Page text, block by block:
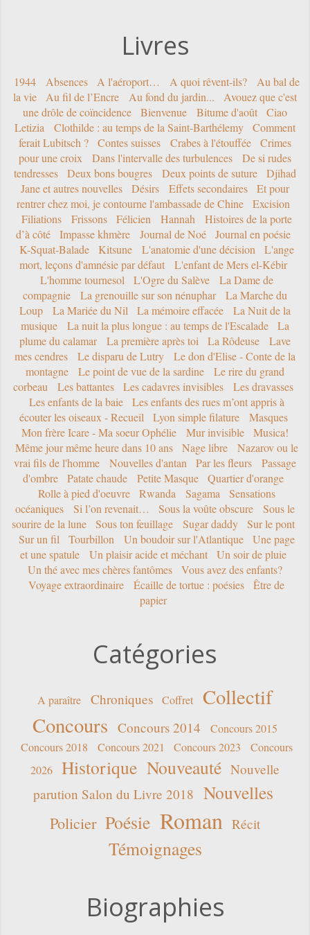
Livres
1944 Absences A l'aéroport… A quoi rêvent-ils?
Au bal de
la vie
Au fil de l’Encre Au fond du jardin...
Avouez que c'est
une drôle de coïncidence
Bienvenue Bitume d'août
Ciao
Letizia
Clothilde : au temps de la Saint-Barthélemy
Comment
ferait Lubitsch ?
Contes suisses Crabes à l'étouffée
Crimes
pour une croix
Dans l'intervalle des turbulences
De si rudes
tendresses
Deux bons bougres Deux points de suture
Djihad
Jane et autres nouvelles
Désirs Effets secondaires
Et pour
rentrer chez moi, je contourne l'ambassade de Chine
Excision
Filiations
Frissons Félicien Hannah
Histoires de la porte
d’à côté
Impasse khmère Journal de Noé
Journal en poésie
K-Squat-Balade
Kitsune L'anatomie d'une décision
L'ange
mort, leçons d'amnésie par défaut
L'enfant de Mers el-Kébir
L'homme tournesol
L'Ogre du Salève
La Dame de
compagnie
La grenouille sur son nénuphar
La Marche du
Loup
La Mariée du Nil La mémoire effacée
La Nuit de la
musique
La nuit la plus longue : au temps de l'Escalade
La
plume du calamar
La première après toi La Rôdeuse
Lave
mes cendres
Le disparu de Lutry
Le don d'Elise - Conte de la
montagne
Le point de vue de la sardine
Le rire du grand
corbeau
Les battantes Les cadavres invisibles
Les dravasses
Les enfants de la baie
Les enfants des rues m’ont appris à
écouter les oiseaux - Recueil
Lyon simple filature
Masques
Mon frère Icare - Ma soeur Ophélie
Mur invisible
Musica!
Même jour même heure dans 10 ans
Nage libre
Nazarov ou le
vrai fils de l'homme
Nouvelles d'antan Par les fleurs
Passage
d'ombre
Patate chaude Petite Masque
Quartier d'orange
Rolle à pied d'oeuvre
Rwanda Sagama
Sensations
océaniques
Si l’on revenait… Sous la voûte obscure
Sous le
sourire de la lune
Sous ton feuillage Sugar daddy
Sur le pont
Sur un fil
Tourbillon Un boudoir sur l'Atlantique
Une page
et une spatule
Un plaisir acide et méchant
Un soir de pluie
Un thé avec mes chères fantômes
Vous avez des enfants?
Voyage extraordinaire
Écaille de tortue : poésies
Être de
papier
Catégories
A paraître Chroniques Coffret
Collectif
Concours Concours 2014
Concours 2015
Concours 2018
Concours 2021 Concours 2023
Concours
2026
Historique Nouveauté Nouvelle
parution Salon du Livre 2018 Nouvelles
Policier Poésie Roman Récit
Témoignages
Biographies